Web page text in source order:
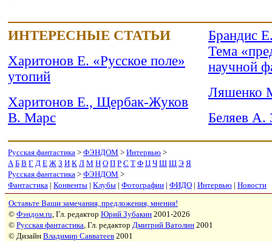
ИНТЕРЕСНЫЕ СТАТЬИ
Харитонов Е. «Русское поле»
утопий
Харитонов Е., Щербак-Жуков
В. Марс
Брандис
Тема
научной
Ляшенко
Беляев А.
Русская фантастика > ФЭНДОМ > Интервью >
А Б В Г Д Е Ж З И К Л М Н О П Р С Т Ф Ц Ч Ш Щ Э Я
Русская фантастика > ФЭНДОМ >
Фантастика | Конвенты | Клубы | Фотографии | ФИДО | Интервью | Новости
Оставьте Ваши замечания, предложения, мнения!
© Фэндом.ru, Гл. редактор Юрий Зубакин 2001-2026
© Русская фантастика, Гл. редактор Дмитрий Ватолин 2001
© Дизайн Владимир Савватеев 2001